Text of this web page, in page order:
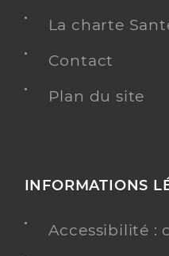
La charte
Contact
Plan du site
INFORMATIONS
Accessibilité :